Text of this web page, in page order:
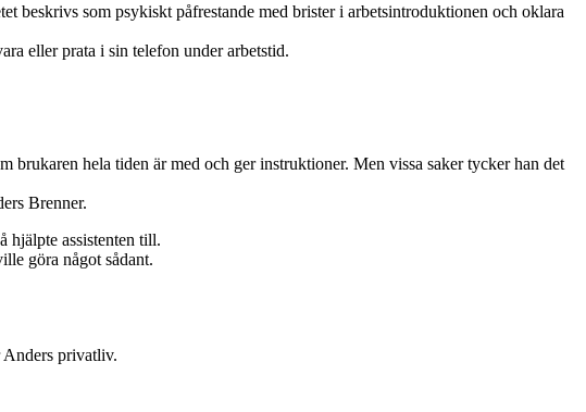
beskrivs som psykiskt påfrestande med brister i arbetsintroduktionen och oklara
eller prata i sin telefon under arbetstid.
hela tiden är med och ger instruktioner. Men vissa saker tycker han det
Brenner.
hjälpte assistenten till.
göra något sådant.
Anders privatliv.